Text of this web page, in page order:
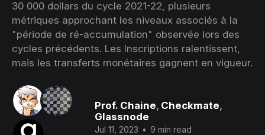
30 000 dollars du cycle 2021-22, plusieurs
métriques approchant les niveaux associés à la
"période de ré-accumulation" observée lors des
cycles précédents. Les Inscriptions ralentissent,
mais les transferts monétaires gagnent en vigueur.
Prof. Chaine, Checkmate,
Glassnode
Jul 11, 2023 • 9 min read